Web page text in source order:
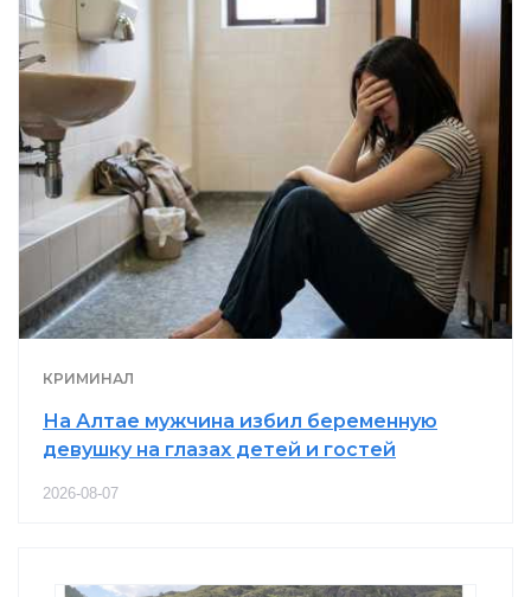
КРИМИНАЛ
На Алтае мужчина избил беременную
девушку на глазах детей и гостей
2026-08-07